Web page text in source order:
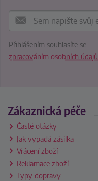
Přihlášením souhlasíte se
zpracováním osobních údajů
Zákaznická péče
Časté otázky
Jak vypadá zásilka
Vrácení zboží
Reklamace zboží
Typy dopravy